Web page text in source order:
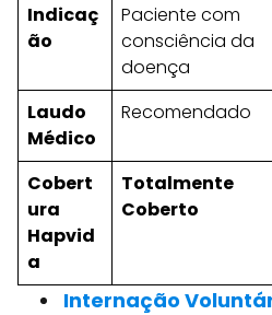
Indicaç
ão
Paciente com
consciência da
doença
Laudo
Médico
Recomendado
Cobert
ura
Hapvid
a
Totalmente
Coberto
Internação